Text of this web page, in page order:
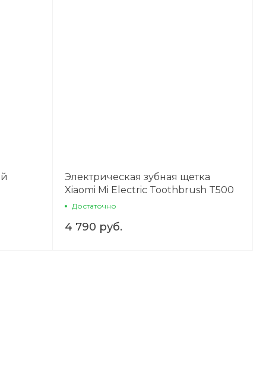
Электрическая зубная щетка
Xiaomi Mi Electric Toothbrush T500
белая
Достаточно
4 790 руб.